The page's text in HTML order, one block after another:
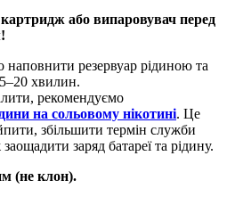
або випаровувач перед
наповнити резервуар рідиною та
хвилин.
рекомендуємо
на сольовому нікотині. Це
збільшити термін служби
заряд батареї та рідину.
(не клон).